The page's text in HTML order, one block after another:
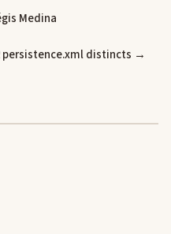
Medina
persistence.xml distincts →